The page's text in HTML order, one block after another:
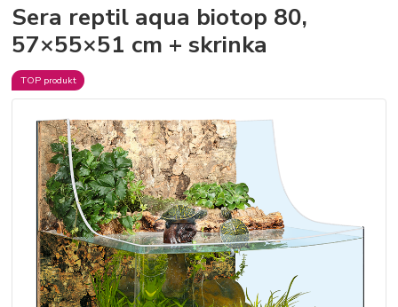
Sera reptil aqua biotop 80,
57×55×51 cm + skrinka
TOP produkt